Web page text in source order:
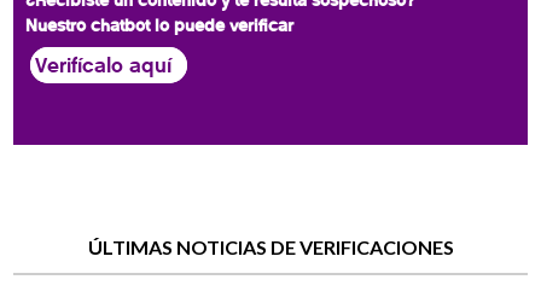
Nuestro chatbot lo puede verificar
Verifícalo aquí
ÚLTIMAS NOTICIAS DE VERIFICACIONES